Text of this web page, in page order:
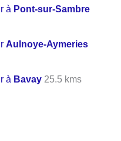
à Pont-sur-Sambre
Aulnoye-Aymeries
à Bavay 25.5 kms